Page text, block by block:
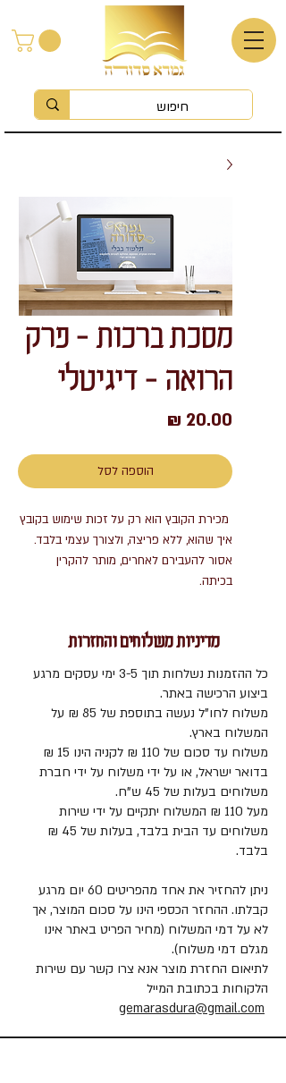
מסכת ברכות - פרק
הרואה - דיגיטלי
הוספה לסל
מכירת הקובץ הוא רק על זכות שימוש בקובץ
איך שהוא, ללא פריצה, ולצורך עצמי בלבד.
אסור להעבירם לאחרים, מותר להקרין
בכיתה.
מדיניות משלוחים והחזרות
כל ההזמנות נשלחות תוך 3-5 ימי עסקים מרגע
ביצוע הרכישה באתר.
משלוח לחו"ל נעשה בתוספת של 85 ₪ על
המשלוח בארץ.
משלוח עד סכום של 110 ₪ לקניה הינו 15 ₪
בדואר ישראל, או על ידי משלוח על ידי חברת
משלוחים בעלות של 45 ש"ח.
מעל 110 ₪ המשלוח יתקיים על ידי שירות
משלוחים עד הבית בלבד, בעלות של 45 ₪
בלבד.
ניתן להחזיר את אחד מהפריטים 60 יום מרגע
קבלתו. ההחזר הכספי הינו על סכום המוצר, אך
לא על דמי המשלוח (מחיר הפריט באתר אינו
מגלם דמי משלוח).
לתיאום החזרת מוצר אנא צרו קשר עם שירות
הלקוחות בכתובת המייל
gemarasdura@gmail.com